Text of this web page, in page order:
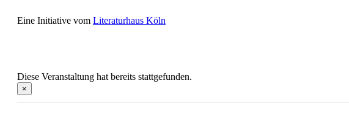
Eine Initiative vom Literaturhaus Köln
Diese Veranstaltung hat bereits stattgefunden.
×